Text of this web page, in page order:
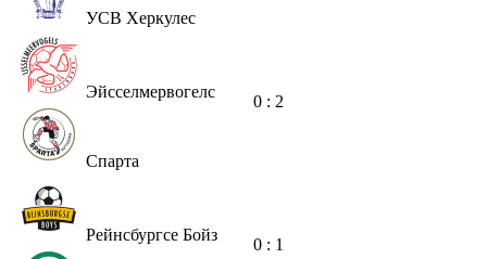
УСВ Херкулес
Эйсселмервогелс
Спарта
0 : 2
Рейнсбургсе Бойз
0 : 1